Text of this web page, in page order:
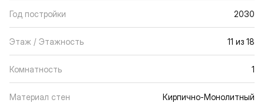
Год постройки 2030
Этаж / Этажность 11 из 18
Комнатность 1
Материал стен Кирпично-Монолитный